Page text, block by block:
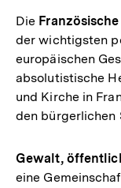
Die
der wichtigsten
europäischen
absolutistische
und Kirche in
den bürgerlichen
Gewalt,
eine